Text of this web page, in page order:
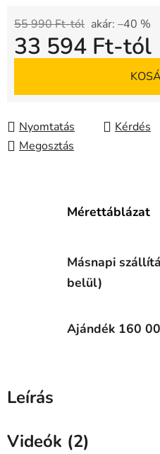
55 990 Ft-tól akár: –40 %
33 594 Ft-tól
Nyomtatás Kérdés
Megosztás
Mérettáblázat
Másnapi
belül)
Ajándék 160
Leírás
Videók (2)